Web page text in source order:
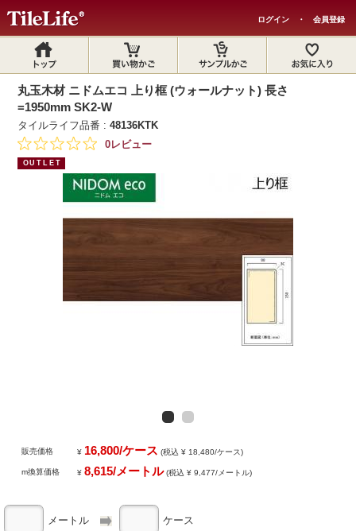
ログイン ・ 会員登録
丸玉木材 ニドムエコ 上り框 (ウォールナット) 長さ
=1950mm SK2-W
タイルライフ品番 :48136KTK
0レビュー
OUTLET
販売価格 ¥ 16,800/ケース (税込 ¥ 18,480/ケース)
m換算価格 ¥8,615/メートル(税込 ¥ 9,477/メートル)
メートル ケース